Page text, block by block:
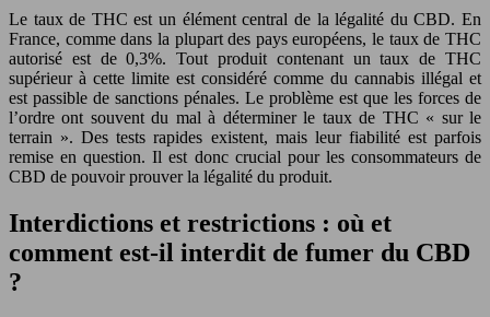
Le taux de THC est un élément central de la légalité du CBD. En
France, comme dans la plupart des pays européens, le taux de THC
autorisé est de 0,3%. Tout produit contenant un taux de THC
supérieur à cette limite est considéré comme du cannabis illégal et
est passible de sanctions pénales. Le problème est que les forces de
l’ordre ont souvent du mal à déterminer le taux de THC « sur le
terrain ». Des tests rapides existent, mais leur fiabilité est parfois
remise en question. Il est donc crucial pour les consommateurs de
CBD de pouvoir prouver la légalité du produit.
Interdictions et restrictions : où et
comment est-il interdit de fumer du CBD
?